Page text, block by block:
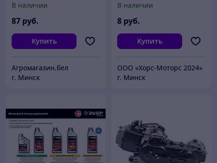
В наличии
87 руб.
Купить
Агромагазин.бел
г. Минск
16Т, золотая) MM3 Z150
004-17.4 товарный знак
ХОРС
В наличии
8 руб.
Купить
ООО «Хорс-Моторс 2024»
г. Минск